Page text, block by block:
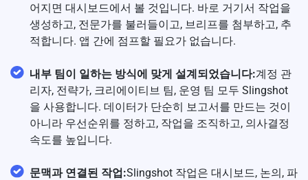
어지면 대시보드에서 볼 것입니다. 바로 거기서 작업을
생성하고, 전문가를 불러들이고, 브리프를 첨부하고, 추
적합니다. 앱 간에 점프할 필요가 없습니다.
내부 팀이 일하는 방식에 맞게 설계되었습니다:계정 관
리자, 전략가, 크리에이티브 팀, 운영 팀 모두 Slingshot
을 사용합니다. 데이터가 단순히 보고서를 만드는 것이
아니라 우선순위를 정하고, 작업을 조직하고, 의사결정
속도를 높입니다.
문맥과 연결된 작업:Slingshot 작업은 대시보드, 논의, 파